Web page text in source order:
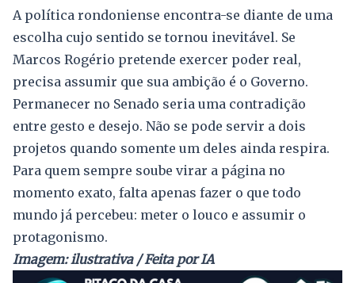
A política rondoniense encontra-se diante de uma
escolha cujo sentido se tornou inevitável. Se
Marcos Rogério pretende exercer poder real,
precisa assumir que sua ambição é o Governo.
Permanecer no Senado seria uma contradição
entre gesto e desejo. Não se pode servir a dois
projetos quando somente um deles ainda respira.
Para quem sempre soube virar a página no
momento exato, falta apenas fazer o que todo
mundo já percebeu: meter o louco e assumir o
protagonismo.
Imagem: ilustrativa / Feita por IA